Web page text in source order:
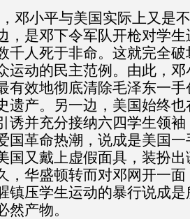
邓小平与美国实际上又是
，是邓下令军队开枪对学
千人死于非命。这就完全
运动的民主范例。由此，
有效地彻底清除毛泽东一
遗产。另一边，美国始终
诱并充分接纳六四学生领
国革命热潮，说成是美国
国又戴上虚假面具，装扮
，华盛顿转而对邓网开一
镇压学生运动的暴行说成
然产物。